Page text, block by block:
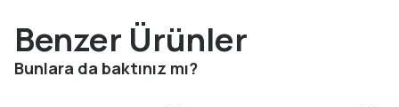
Benzer Ürünler
Bunlara da baktınız mı?